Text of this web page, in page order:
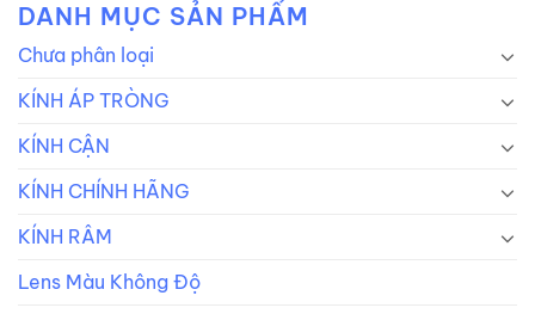
DANH MỤC SẢN PHẨM
Chưa phân loại
KÍNH ÁP TRÒNG
KÍNH CẬN
KÍNH CHÍNH HÃNG
KÍNH RÂM
Lens Màu Không Độ